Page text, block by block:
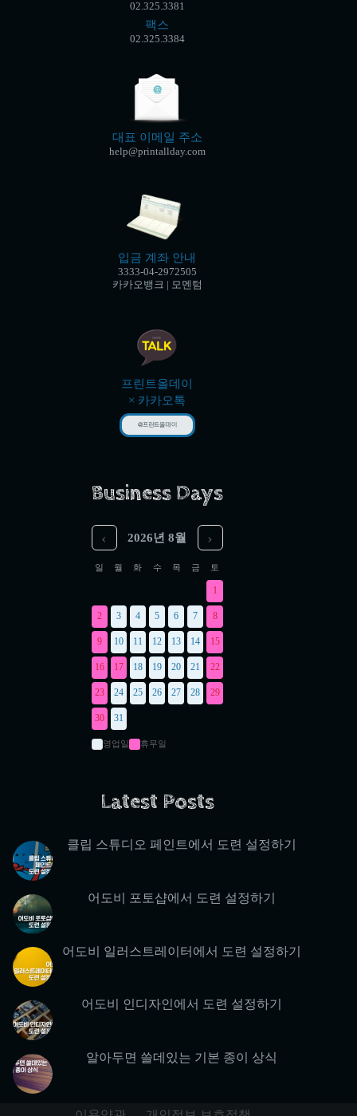
02.325.3381
팩스
02.325.3384
대표 이메일 주소
help@printallday.com
입금 계좌 안내
3333-04-2972505
카카오뱅크 | 모멘텀
프린트올데이
× 카카오톡
@프린트올데이
Business Days
‹ 2026년 8월 ›
일 월 화 수 목 금 토
1
2 3 4 5 6 7 8
9 10 11 12 13 14 15
16 17 18 19 20 21 22
23 24 25 26 27 28 29
30 31
영업일 휴무일
Latest Posts
클립 스튜디오 페인트에서 도련 설정하기
어도비 포토샵에서 도련 설정하기
어도비 일러스트레이터에서 도련 설정하기
어도비 인디자인에서 도련 설정하기
알아두면 쓸데있는 기본 종이 상식